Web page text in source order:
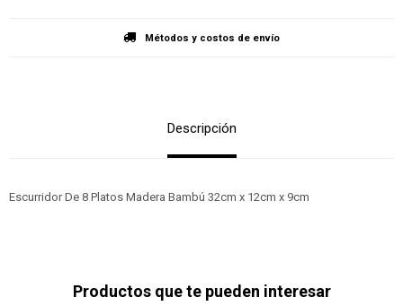
Métodos y costos de envío
Descripción
Escurridor De 8 Platos Madera Bambú 32cm x 12cm x 9cm
Productos que te pueden interesar